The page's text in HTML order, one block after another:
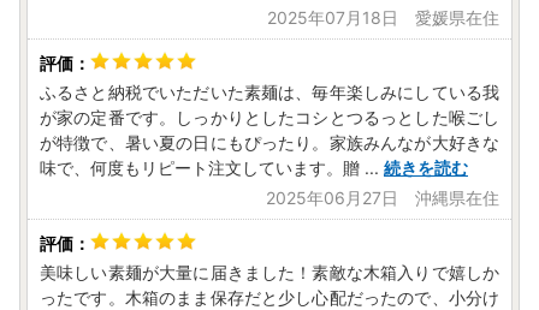
2025年07月18日 愛媛県在住
ふるさと納税でいただいた素麺は、毎年楽しみにしている我
が家の定番です。しっかりとしたコシとつるっとした喉ごし
が特徴で、暑い夏の日にもぴったり。家族みんなが大好きな
味で、何度もリピート注文しています。贈 ... 続きを読む
2025年06月27日 沖縄県在住
美味しい素麺が大量に届きました！素敵な木箱入りで嬉しか
ったです。木箱のまま保存だと少し心配だったので、小分け